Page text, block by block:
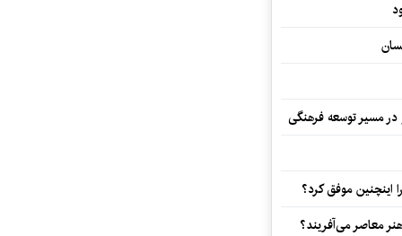
در مسیر توسعه فرهنگی
اینچنین موفق کرد؟
معاصر می‌آفریند؟